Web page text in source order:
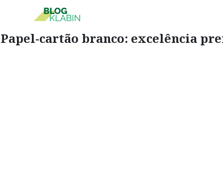
Pular para o Conteúdo principal
Papel-cartão branco: excelência